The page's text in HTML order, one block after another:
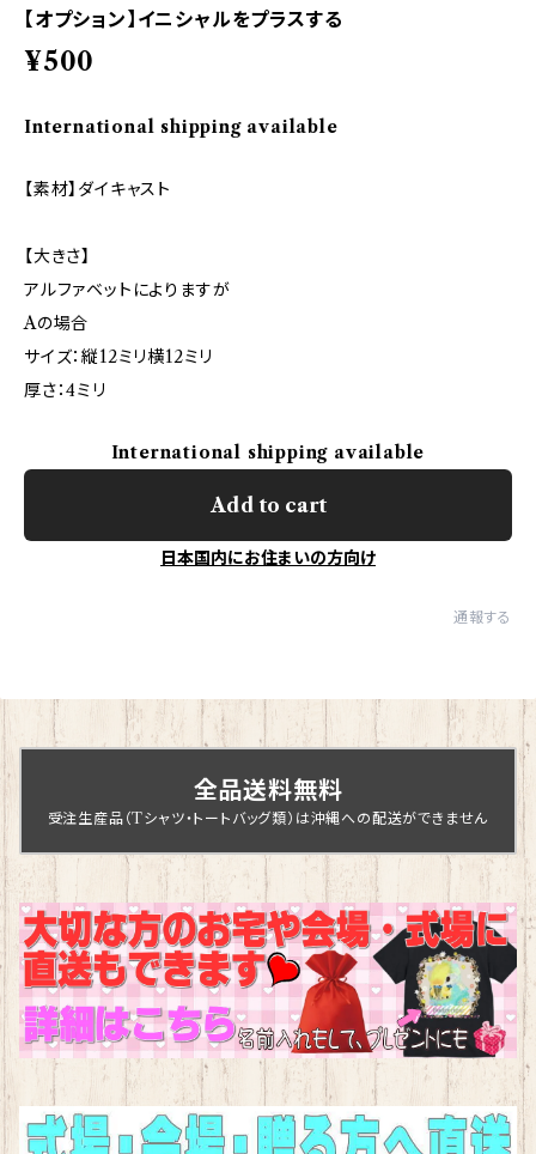
【オプション】イニシャルをプラスする
¥500
International shipping available
【素材】ダイキャスト
【大きさ】
アルファベットによりますが
Aの場合
サイズ：縦12ミリ横12ミリ
厚さ：4ミリ
International shipping available
Add to cart
日本国内にお住まいの方向け
通報する
全品送料無料
受注生産品（Tシャツ・トートバッグ類）は沖縄への配送ができません